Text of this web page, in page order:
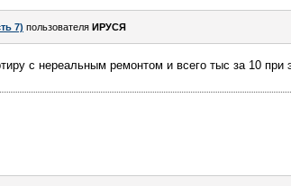
7) пользователя ИРУСЯ
с нереальным ремонтом и всего тыс за 10 при